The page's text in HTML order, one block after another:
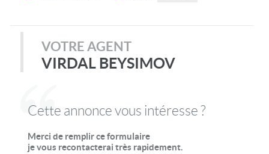
VOTRE AGENT
VIRDAL BEYSIMOV
Cette annonce vous intéresse ?
Merci de remplir ce formulaire
je vous recontacterai très rapidement.